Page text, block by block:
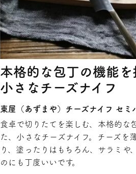
本格的な包丁の機能を
小さなチーズナイフ
東屋（あずまや）チーズナイフ セミ
食卓で切りたてを楽しむ、本格的な
た、小さなチーズナイフ。チーズを
り、塗ったりはもちろん、サラミや
のにも丁度いいです。